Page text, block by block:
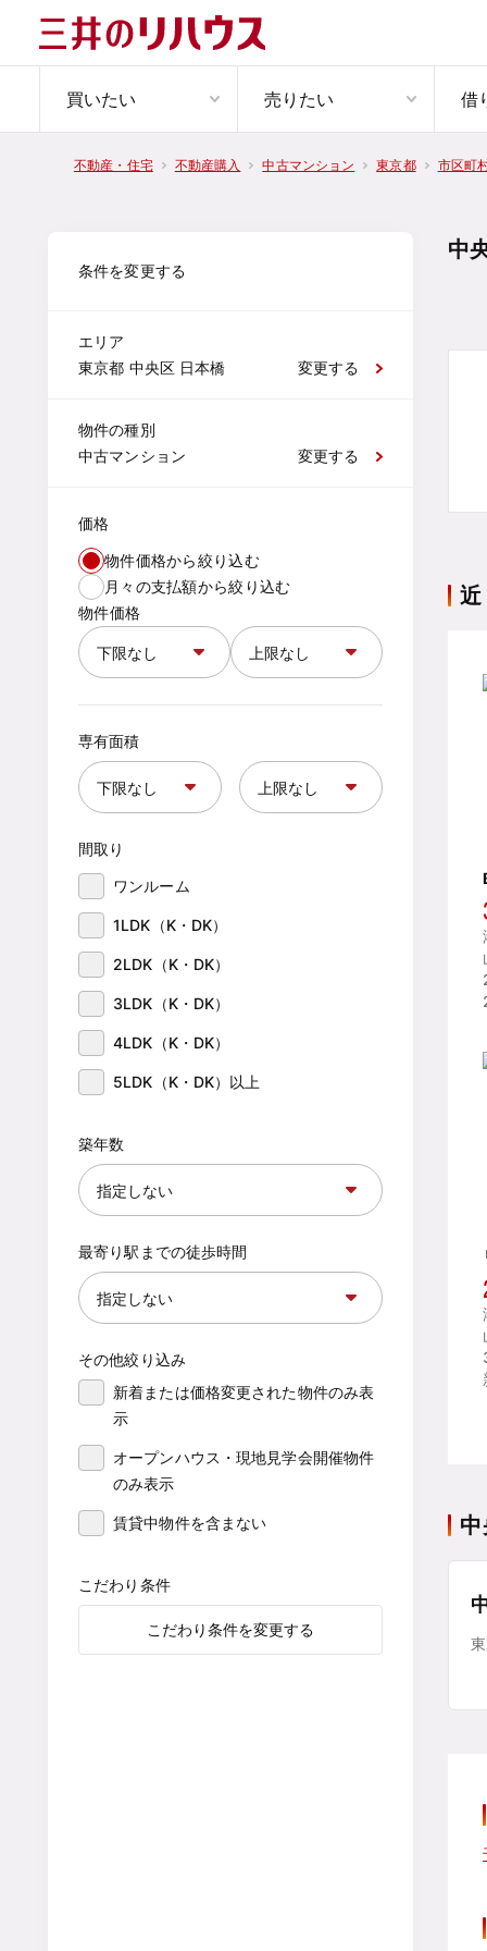
買いたい 売りたい 借
不動産・住宅 不動産購入 中古マンション 東京都 市区町
条件を変更する
エリア
東京都 中央区 日本橋
変更する
物件の種別
中古マンション
変更する
価格
物件価格から絞り込む
月々の支払額から絞り込む
物件価格
専有面積
間取り
ワンルーム
1LDK（K・DK）
2LDK（K・DK）
3LDK（K・DK）
4LDK（K・DK）
5LDK（K・DK）以上
築年数
最寄り駅までの徒歩時間
その他絞り込み
新着または価格変更された物件のみ表
示
オープンハウス・現地見学会開催物件
のみ表示
賃貸中物件を含まない
こだわり条件
こだわり条件を変更する
中